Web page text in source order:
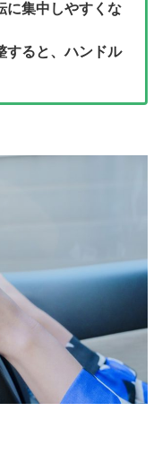
に集中しやすくな
すると、ハンドル